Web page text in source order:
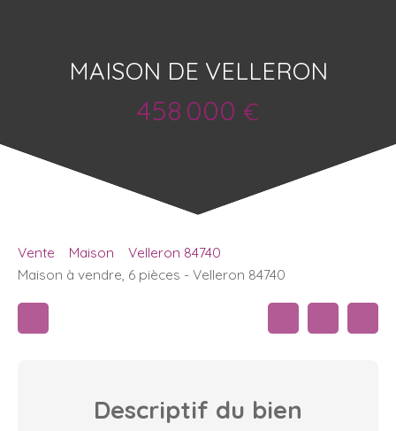
MAISON DE VELLERON
458 000 €
Vente Maison
Velleron 84740
Maison à vendre, 6 pièces - Velleron 84740
Descriptif du bien